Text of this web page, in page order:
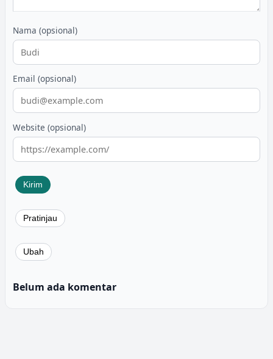
Nama (opsional)
Email (opsional)
Website (opsional)
Belum ada komentar